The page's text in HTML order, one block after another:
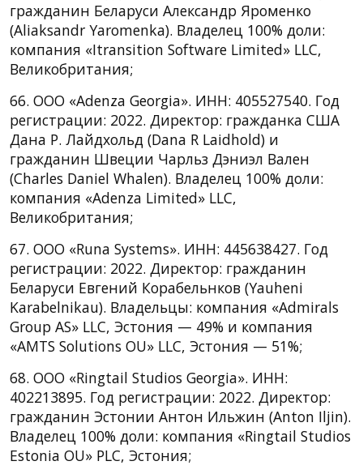
гражданин Беларуси Александр Яроменко
(Aliaksandr Yaromenka). Владелец 100% доли:
компания «Itransition Software Limited» LLC,
Великобритания;
66. ООО «Adenza Georgia». ИНН: 405527540. Год
регистрации: 2022. Директор: гражданка США
Дана Р. Лайдхольд (Dana R Laidhold) и
гражданин Швеции Чарльз Дэниэл Вален
(Charles Daniel Whalen). Владелец 100% доли:
компания «Adenza Limited» LLC,
Великобритания;
67. ООО «Runa Systems». ИНН: 445638427. Год
регистрации: 2022. Директор: гражданин
Беларуси Евгений Корабельнков (Yauheni
Karabelnikau). Владельцы: компания «Admirals
Group AS» LLC, Эстония — 49% и компания
«AMTS Solutions OU» LLC, Эстония — 51%;
68. ООО «Ringtail Studios Georgia». ИНН:
402213895. Год регистрации: 2022. Директор:
гражданин Эстонии Антон Ильжин (Anton Iljin).
Владелец 100% доли: компания «Ringtail Studios
Estonia OU» PLC, Эстония;